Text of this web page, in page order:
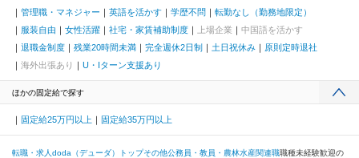
管理職・マネジャー
英語を活かす 学歴不問
転勤なし（勤務地限定）
服装自由
女性活躍 社宅・家賃補助制度 上場企業
中国語を活かす
退職金制度
残業20時間未満 完全週休2日制 土日祝休み
原則定時退社
海外出張あり
U・Iターン支援あり
ほかの固定給で探す
固定給25万円以上 固定給35万円以上
転職・求人doda（デューダ）トップその他公務員・教員・農林水産関連職職種未経験歓迎の